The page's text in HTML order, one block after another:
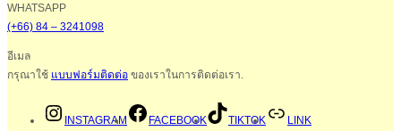
WHATSAPP
(+66) 84 – 3241098
อีเมล
กรุณาใช้ แบบฟอร์มติดต่อ ของเราในการติดต่อเรา.
INSTAGRAM FACEBOOK TIKTOK LINK